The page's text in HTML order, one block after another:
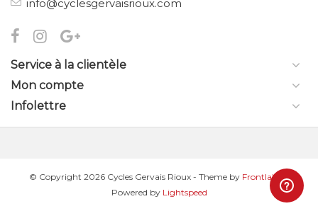
info@cyclesgervaisrioux.com
Service à la clientèle
Mon compte
Infolettre
© Copyright 2026 Cycles Gervais Rioux - Theme by Frontlabel-
Powered by Lightspeed